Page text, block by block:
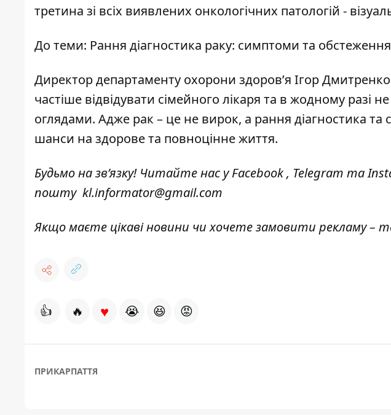
третина зі всіх виявлених онкологічних патологій -
До теми: Рання діагностика раку: симптоми та обстеження
Директор департаменту охорони здоров’я Ігор Дмитренко
частіше відвідувати сімейного лікаря та в жодному разі
оглядами. Адже рак – це не вирок, а рання діагностика та
шанси на здорове та повноцінне життя.
Будьмо на зв’язку! Читайте нас уFacebook, Telegram та
пошту kl.informator@gmail.com
Якщо маєте цікаві новини чи хочете замовити рекламу –
👍 🔥 ♥ 😭 😆 😡
ПРИКАРПАТТЯ